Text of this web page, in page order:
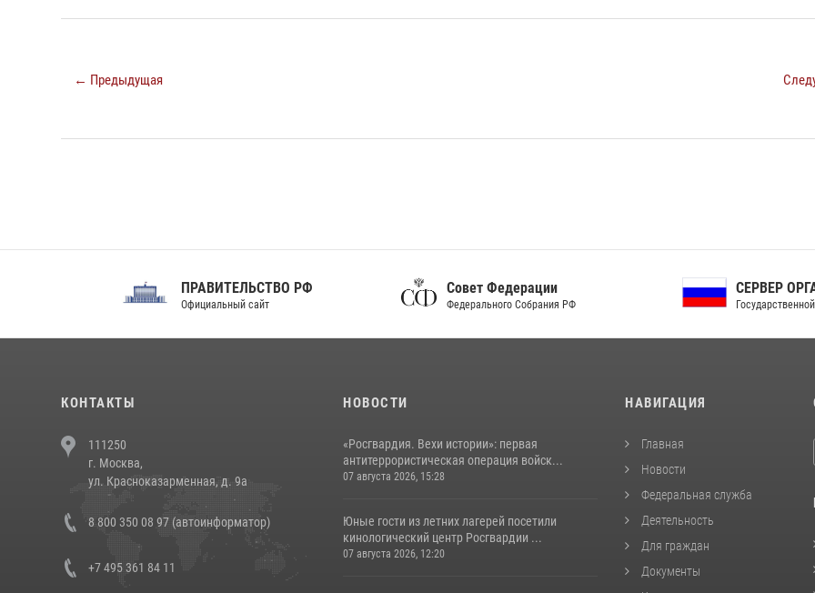
← Предыдущая
ПРАВИТЕЛЬСТВО РФ
Официальный сайт
Совет Федерации
Федерального Собрания РФ
СЕРВЕР ОРГАНОВ
Государственной власти РФ
КОНТАКТЫ
111250
г. Москва,
ул. Красноказарменная, д. 9а
8 800 350 08 97 (автоинформатор)
+7 495 361 84 11
НОВОСТИ
«Росгвардия. Вехи истории»: первая
антитеррористическая операция войск...
07 августа 2026, 15:28
Юные гости из летних лагерей посетили
кинологический центр Росгвардии ...
07 августа 2026, 12:20
НАВИГАЦИЯ
Главная
Новости
Федеральная служба
Деятельность
Для граждан
Документы